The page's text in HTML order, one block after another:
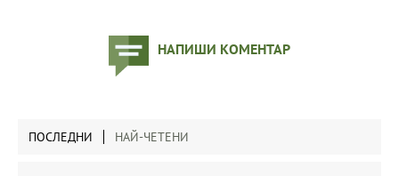
НАПИШИ КОМЕНТАР
ПОСЛЕДНИ НАЙ-ЧЕТЕНИ